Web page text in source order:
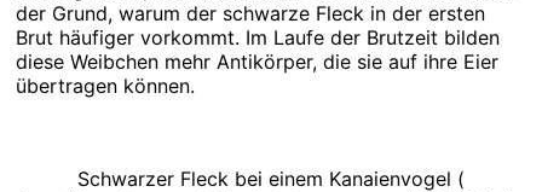
der Grund, warum der schwarze Fleck in der ersten
Brut häufiger vorkommt. Im Laufe der Brutzeit bilden
diese Weibchen mehr Antikörper, die sie auf ihre Eier
übertragen können.
Schwarzer Fleck bei einem Kanaienvogel (